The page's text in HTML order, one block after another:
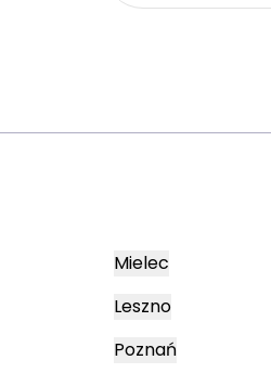
Mielec
Leszno
Poznań